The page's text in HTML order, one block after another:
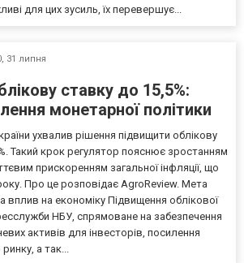
для цих зусиль, їх перевершує...
31 липня
ставку до 15,5%:
монетарної політики
ухвалив рішення підвищити облікову
Такий крок регулятор пояснює зростанням
прискоренням загальної інфляції, що
Про це розповідає AgroReview. Мета
вплив на економіку Підвищення облікової
НБУ, спрямоване на забезпечення
активів для інвесторів, посилення
а так...